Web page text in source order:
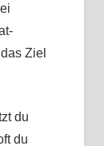
Ziel
du
du